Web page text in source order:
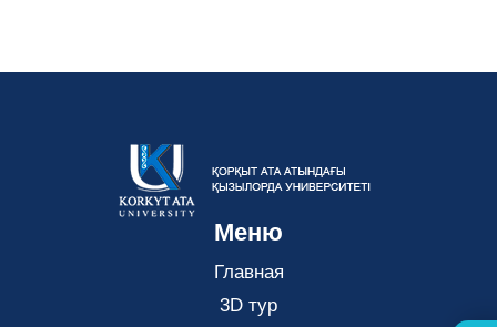
Меню
Главная
3D тур